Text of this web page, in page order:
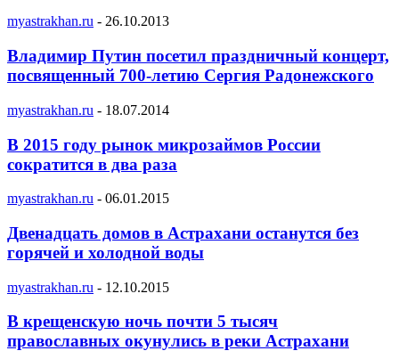
myastrakhan.ru - 26.10.2013
Владимир Путин посетил праздничный концерт,
посвященный 700-летию Сергия Радонежского
myastrakhan.ru - 18.07.2014
В 2015 году рынок микрозаймов России
сократится в два раза
myastrakhan.ru - 06.01.2015
Двенадцать домов в Астрахани останутся без
горячей и холодной воды
myastrakhan.ru - 12.10.2015
В крещенскую ночь почти 5 тысяч
православных окунулись в реки Астрахани